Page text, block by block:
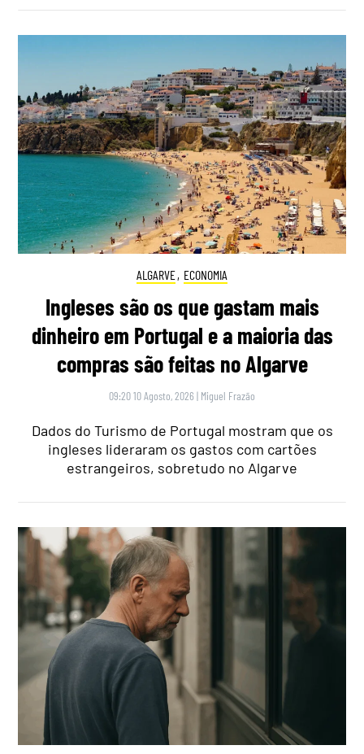
ALGARVE, ECONOMIA
Ingleses são os que gastam mais
dinheiro em Portugal e a maioria das
compras são feitas no Algarve
09:20 10 Agosto, 2026 | Miguel Frazão
Dados do Turismo de Portugal mostram que os
ingleses lideraram os gastos com cartões
estrangeiros, sobretudo no Algarve